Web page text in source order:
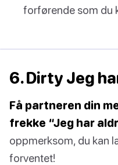
forførende som du
6. Dirty Jeg
Få partneren din
frekke “Jeg har
oppmerksom, du kan
forventet!